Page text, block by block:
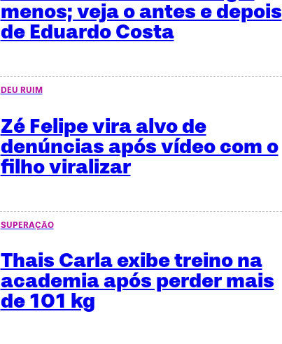
menos; veja o antes e depois
de Eduardo Costa
DEU RUIM
Zé Felipe vira alvo de
denúncias após vídeo com o
filho viralizar
SUPERAÇÃO
Thais Carla exibe treino na
academia após perder mais
de 101 kg